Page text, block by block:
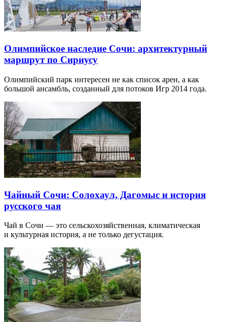
Олимпийское наследие Сочи: архитектурный
маршрут по Сириусу
Олимпийский парк интересен не как список арен, а как
большой ансамбль, созданный для потоков Игр 2014 года.
Чайный Сочи: Солохаул, Дагомыс и история
русского чая
Чай в Сочи — это сельскохозяйственная, климатическая
и культурная история, а не только дегустация.